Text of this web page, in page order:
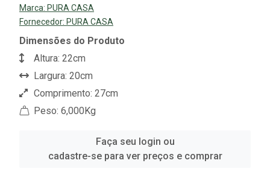
Marca: PURA CASA
Fornecedor: PURA CASA
Dimensões do Produto
Altura: 22cm
Largura: 20cm
Comprimento: 27cm
Peso: 6,000Kg
Faça seu login ou
cadastre-se para ver preços e comprar